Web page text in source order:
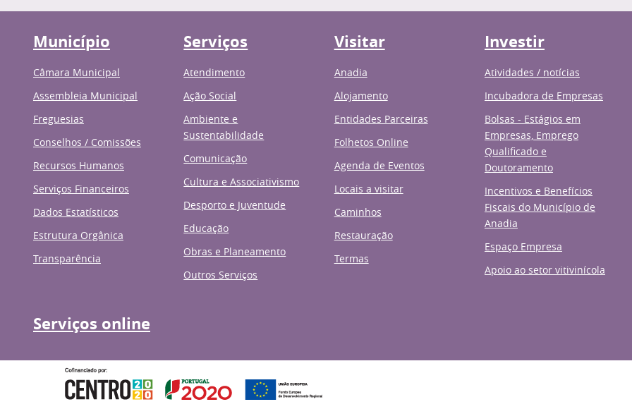
Município
Câmara Municipal
Assembleia Municipal
Freguesias
Conselhos / Comissões
Recursos Humanos
Serviços Financeiros
Dados Estatísticos
Estrutura Orgânica
Transparência
Serviços
Atendimento
Ação Social
Ambiente e
Sustentabilidade
Comunicação
Cultura e Associativismo
Desporto e Juventude
Educação
Obras e Planeamento
Outros Serviços
Visitar
Anadia
Alojamento
Entidades Parceiras
Folhetos Online
Agenda de Eventos
Locais a visitar
Caminhos
Restauração
Termas
Investir
Atividades / notícias
Incubadora de Empresas
Bolsas - Estágios em
Empresas, Emprego
Qualificado e
Doutoramento
Incentivos e Benefícios
Fiscais do Município de
Anadia
Espaço Empresa
Apoio ao setor vitivinícola
Serviços online